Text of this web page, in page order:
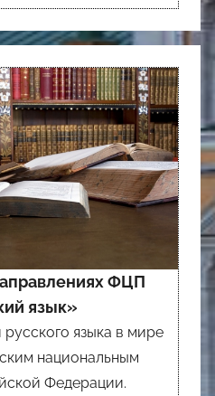
ФЦП
язык»
языка в мире
национальным
Федерации.